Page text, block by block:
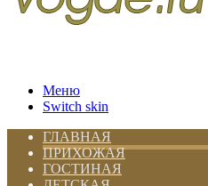
Меню
Switch skin
ГЛАВНАЯ
ПРИХОЖАЯ
ГОСТИНАЯ